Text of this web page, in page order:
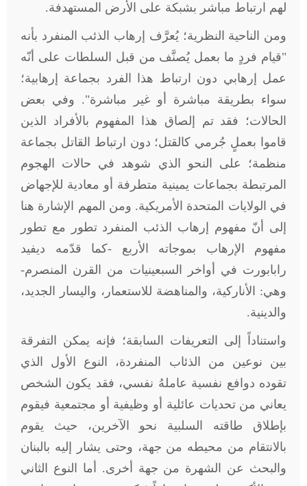
لهم ارتباط مباشر بشبكة على الأرض المستهدفة.
ومن الناحية النظرية؛ يُعرَّف إرهاب الذئب المنفرد بأنه
"قيام فردٍ ما بعمل يُصنَّف من قبل السلطات على أنّه
عمل إرهابي دون ارتباط هذا الفرد بجماعة إرهابية؛
سواء بطريقة مباشرة أو غير مباشرة". وفي بعض
الحالات؛ فقد تم إلصاق هذا المفهوم بالأفراد الذين
قاموا بعملٍ جُرمي كالقتل؛ دون ارتباط القاتل بجماعة
منظمة؛ على النحو الذي شوهد في حالات الهجوم
المرتبطة بجماعات يمينية متطرفة أو معادية للإجهاض
في الولايات المتحدة الأمريكية. ومن المهم الإشارة هنا
إلى أنّ مفهوم إرهاب الذئب المنفرد تطور مع تطور
مفهوم الإرهاب بموجاته الأربع -كما قدّمه ديفيد
رابابورت في أواخر السبعينيات من القرن المنصرم-
وهي: الأناركية، والمناهضة للاستعمار، واليسار الجديد،
والدينية.
واستناداً إلى التعريفات السابقة؛ فإنه يمكن التفرقة
بين نوعين من الذئاب المنفردة، النوع الأول الذي
تقوده دوافع نفسية عاملهُ نفسي، فقد يكون الشخص
يعاني من تحديات عائلية أو وظيفية أو مجتمعية فيقوم
بإطلاق طاقته السلبية نحو الآخرين، حيث يقوم
بالانتقام من محيطه من جهة، وحتى يشار إليه بالبنان
والبحث عن الشهرة من جهة أخرى. أما النوع الثاني